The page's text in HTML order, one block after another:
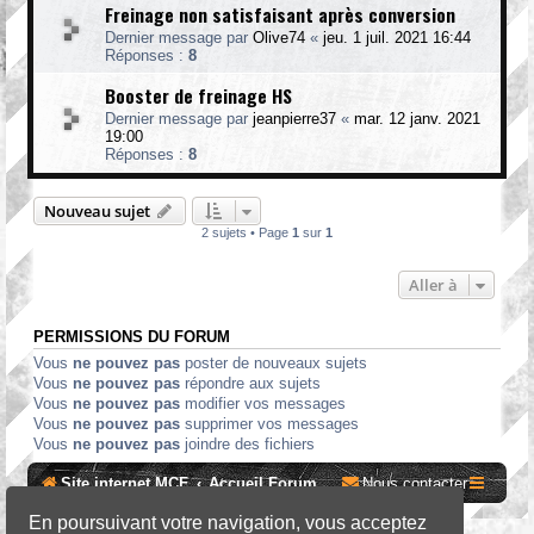
En poursuivant votre navigation, vous acceptez
Freinage non satisfaisant après conversion
Dernier message par Olive74 « jeu. 1 juil. 2021 16:44
Réponses : 8
Booster de freinage HS
Dernier message par jeanpierre37 « mar. 12 janv. 2021
19:00
Réponses : 8
Nouveau sujet
2 sujets • Page 1 sur 1
Aller à
PERMISSIONS DU FORUM
Vous ne pouvez pas poster de nouveaux sujets
Vous ne pouvez pas répondre aux sujets
Vous ne pouvez pas modifier vos messages
Vous ne pouvez pas supprimer vos messages
Vous ne pouvez pas joindre des fichiers
Site internet MCF Accueil Forum Nous contacter